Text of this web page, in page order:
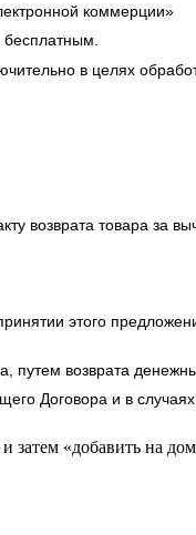
коммерции»
бесплатным.
в целях
возврата товара за
этого
путем возврата
Договора и в
затем «добавить на